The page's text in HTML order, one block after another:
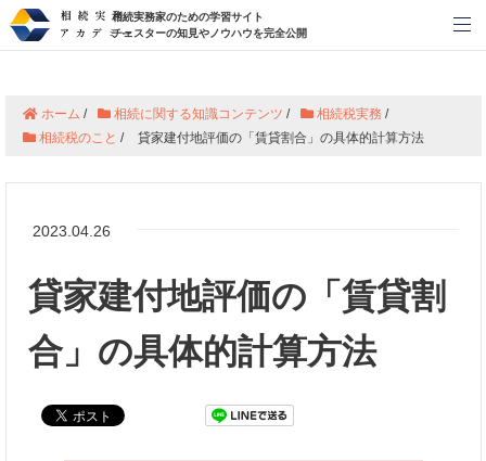
相続実務家のための学習サイト
チェスターの知見やノウハウを完全公開
メ
ホーム / 相続に関する知識コンテンツ / 相続税実務 /
相続税のこと / 貸家建付地評価の「賃貸割合」の具体的計算方法
2023.04.26
貸家建付地評価の「賃貸割
合」の具体的計算方法